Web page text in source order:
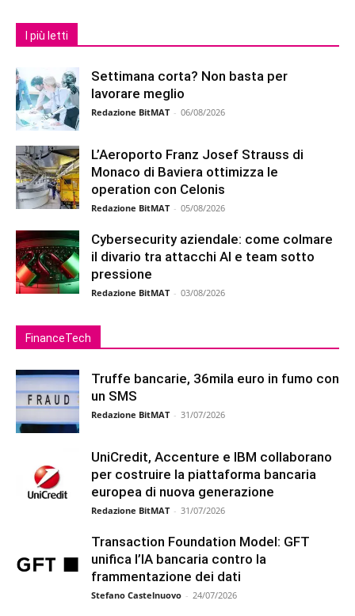
I più letti
Settimana corta? Non basta per
lavorare meglio
Redazione BitMAT - 06/08/2026
L’Aeroporto Franz Josef Strauss di
Monaco di Baviera ottimizza le
operation con Celonis
Redazione BitMAT - 05/08/2026
Cybersecurity aziendale: come colmare
il divario tra attacchi AI e team sotto
pressione
Redazione BitMAT - 03/08/2026
FinanceTech
Truffe bancarie, 36mila euro in fumo con
un SMS
Redazione BitMAT - 31/07/2026
UniCredit, Accenture e IBM collaborano
per costruire la piattaforma bancaria
europea di nuova generazione
Redazione BitMAT - 31/07/2026
Transaction Foundation Model: GFT
unifica l’IA bancaria contro la
frammentazione dei dati
Stefano Castelnuovo - 24/07/2026